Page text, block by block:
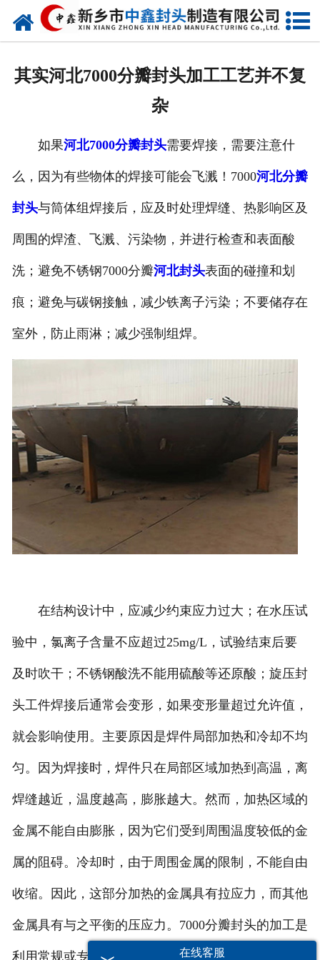
网站首页
生产现场
成功案例
视频中心
发货现场
其实河北7000分瓣封头加工工艺并不复
杂
如果河北7000分瓣封头需要焊接，需要注意什
么，因为有些物体的焊接可能会飞溅！7000河北分瓣
封头与筒体组焊接后，应及时处理焊缝、热影响区及
周围的焊渣、飞溅、污染物，并进行检查和表面酸
洗；避免不锈钢7000分瓣河北封头表面的碰撞和划
痕；避免与碳钢接触，减少铁离子污染；不要储存在
室外，防止雨淋；减少强制组焊。
在结构设计中，应减少约束应力过大；在水压试
验中，氯离子含量不应超过25mg/L，试验结束后要
及时吹干；不锈钢酸洗不能用硫酸等还原酸；旋压封
头工件焊接后通常会变形，如果变形量超过允许值，
就会影响使用。主要原因是焊件局部加热和冷却不均
匀。因为焊接时，焊件只在局部区域加热到高温，离
焊缝越近，温度越高，膨胀越大。然而，加热区域的
金属不能自由膨胀，因为它们受到周围温度较低的金
属的阻碍。冷却时，由于周围金属的限制，不能自由
收缩。因此，这部分加热的金属具有拉应力，而其他
金属具有与之平衡的压应力。7000分瓣封头的加工是
利用常规或专用冲压设备的动力，使板材在模具中直
在线客服